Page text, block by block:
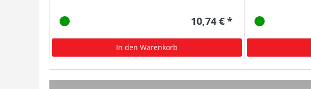
10,74 € *
In den Warenkorb